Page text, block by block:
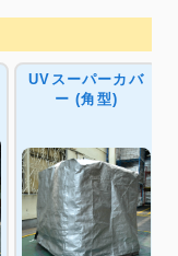
UVスーパーカバ
ー (角型)